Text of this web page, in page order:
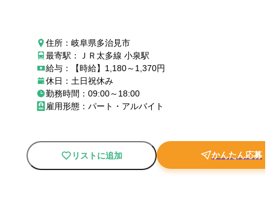
住所：岐阜県多治見市
最寄駅：ＪＲ太多線 小泉駅
給与：【時給】1,180～1,370円
休日：土日祝休み
勤務時間：09:00～18:00
雇用形態：パート・アルバイト
リストに追加 かんたん応募